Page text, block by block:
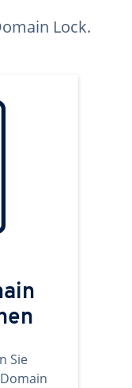
Lock.
Sie